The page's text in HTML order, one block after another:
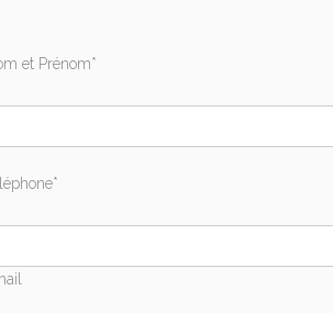
et Prénom*